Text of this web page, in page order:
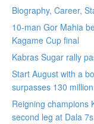
Biography, Career,
10-man Gor Mahia
Kagame Cup final
Kabras Sugar rally
Start August with a
surpasses 130 million
Reigning champions
second leg at Dala 7s